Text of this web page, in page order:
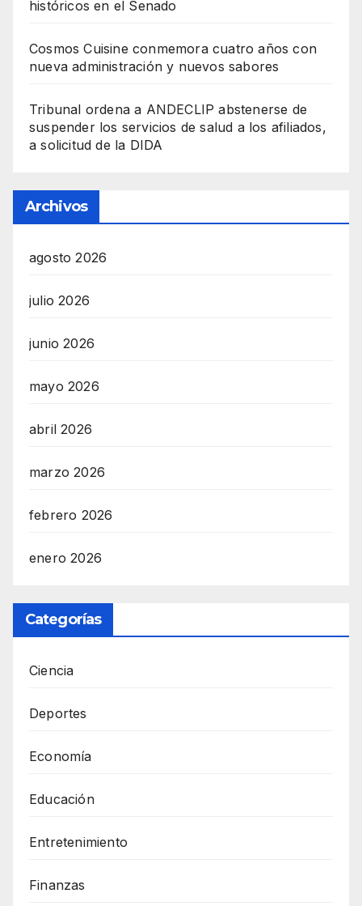
históricos en el Senado
Cosmos Cuisine conmemora cuatro años con
nueva administración y nuevos sabores
Tribunal ordena a ANDECLIP abstenerse de
suspender los servicios de salud a los afiliados,
a solicitud de la DIDA
Archivos
agosto 2026
julio 2026
junio 2026
mayo 2026
abril 2026
marzo 2026
febrero 2026
enero 2026
Categorías
Ciencia
Deportes
Economía
Educación
Entretenimiento
Finanzas